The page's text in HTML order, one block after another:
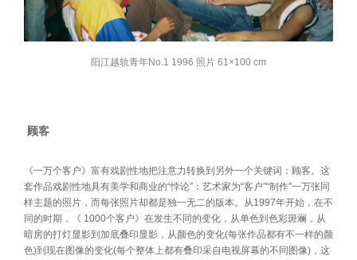
阳江越轨青年No.1 1996 照片 61×100 cm
顾客
《一万个客户》富有戏剧性地把注意力转换到另外一个关键词：顾客。这
套作品戏剧性地具有美学和商业的“悖论”：艺术家为“客户”“制作”一万张同
样主题的照片，而每张照片却都是独一无二的版本。从1997年开始，在不
同的时期，《 1000个客户》在发生不同的变化，从单色到色彩斑斓，从
暗房的打灯显影到加底叠印显影，从颜色的变化(每张作品都有不一样的颜
色)到现在图像的变化(每个整体上都有叠印采自电视屏幕的不同图像)，这